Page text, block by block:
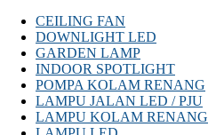
CEILING FAN
DOWNLIGHT LED
GARDEN LAMP
INDOOR SPOTLIGHT
POMPA KOLAM RENANG
LAMPU JALAN LED / PJU
LAMPU KOLAM RENANG